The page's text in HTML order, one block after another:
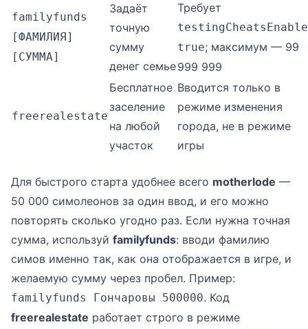
familyfunds
[ФАМИЛИЯ]
[СУММА]
Задаёт
точную
сумму
денег семье
Требует
true; максимум — 99
999 999
freerealestate
Бесплатное
заселение
на любой
участок
Вводится только в
режиме изменения
города, не в режиме
игры
Для быстрого старта удобнее всего motherlode —
50 000 симолеонов за один ввод, и его можно
повторять сколько угодно раз. Если нужна точная
сумма, используй familyfunds: вводи фамилию
симов именно так, как она отображается в игре, и
желаемую сумму через пробел. Пример:
familyfunds Гончаровы 500000. Код
freerealestate работает строго в режиме